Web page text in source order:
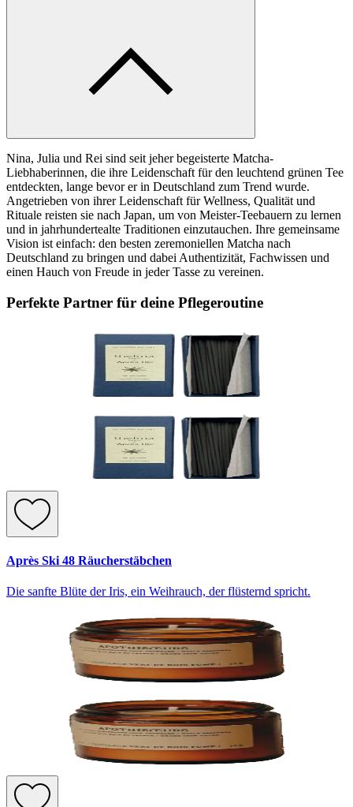
Nina, Julia und Rei sind seit jeher begeisterte Matcha-
Liebhaberinnen, die ihre Leidenschaft für den leuchtend grünen Tee
entdeckten, lange bevor er in Deutschland zum Trend wurde.
Angetrieben von ihrer Leidenschaft für Wellness, Qualität und
Rituale reisten sie nach Japan, um von Meister-Teebauern zu lernen
und in jahrhundertealte Traditionen einzutauchen. Ihre gemeinsame
Vision ist einfach: den besten zeremoniellen Matcha nach
Deutschland zu bringen und dabei Authentizität, Fachwissen und
einen Hauch von Freude in jeder Tasse zu vereinen.
Perfekte Partner für deine Pflegeroutine
Après Ski 48 Räucherstäbchen
Die sanfte Blüte der Iris, ein Weihrauch, der flüsternd spricht.